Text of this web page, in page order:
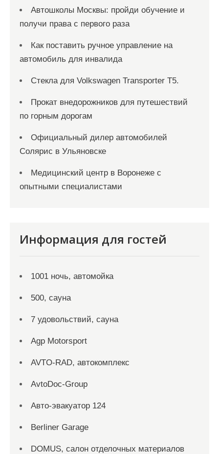
Автошколы Москвы: пройди обучение и
получи права с первого раза
Как поставить ручное управление на
автомобиль для инвалида
Стекла для Volkswagen Transporter T5.
Прокат внедорожников для путешествий
по горным дорогам
Официальный дилер автомобилей
Солярис в Ульяновске
Медицинский центр в Воронеже с
опытными специалистами
Информация для гостей
1001 ночь, автомойка
500, сауна
7 удовольствий, сауна
Agp Motorsport
AVTO-RAD, автокомплекс
AvtoDoc-Group
Aвто-эвакуатор 124
Berliner Garage
DOMUS, салон отделочных материалов